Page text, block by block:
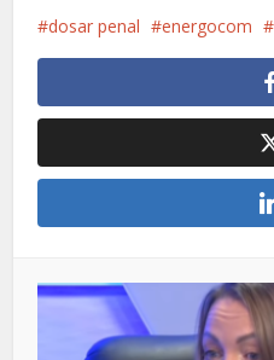
dosar penal energocom